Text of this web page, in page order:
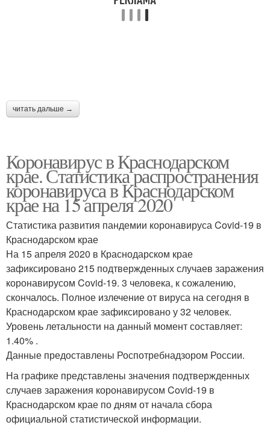
читать дальше →
Коронавирус в Краснодарском
крае. Статистика распространения
коронавируса в Краснодарском
крае на 15 апреля 2020
Статистика развития пандемии коронавируса Covid-19 в
Краснодарском крае
На 15 апреля 2020 в Краснодарском крае
зафиксировано 215 подтвержденных случаев заражения
коронавирусом Covid-19. 3 человека, к сожалению,
скончалось. Полное излечение от вируса на сегодня в
Краснодарском крае зафиксировано у 32 человек.
Уровень летальности на данный момент составляет:
1.40% .
Данные предоставлены Роспотребнадзором России.
На графике представлены значения подтвержденных
случаев заражения коронавирусом Covid-19 в
Краснодарском крае по дням от начала сбора
официальной статистической информации.